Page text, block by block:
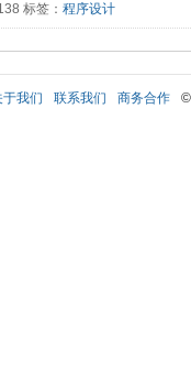
标签： 程序设计
于我们 联系我们 商务合作